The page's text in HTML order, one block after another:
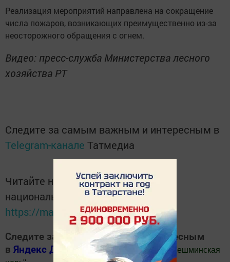
Реализация мероприятий направлена на сокращение
числа пожаров, возникающих преимущественно из‑за
неосторожного обращения с огнем.
Видео: пресс-служба Министерства лесного
хозяйства РТ
Следите за самым важным и интересным в
Telegram-канале Татмедиа
Читайте новости Татарстана в
национальном мессенджере MАХ:
https://max.ru/tatmedia
Следите за самым важным и интересным
в Яндекс Дзен Телеграм канале"Шешминская